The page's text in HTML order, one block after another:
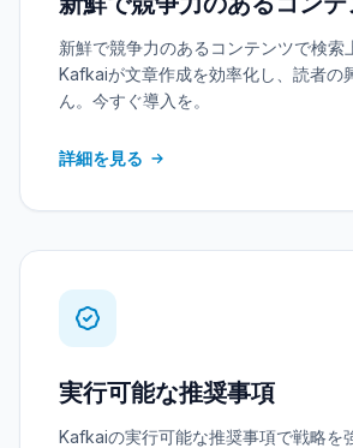
新鮮で競争力のあるコンテンツで検索
Kafkaiが文章作成を効率化し、読者の
ん。今すぐ導入を。
詳細を見る
実行可能な推奨事項
Kafkaiの実行可能な推奨事項で戦略を